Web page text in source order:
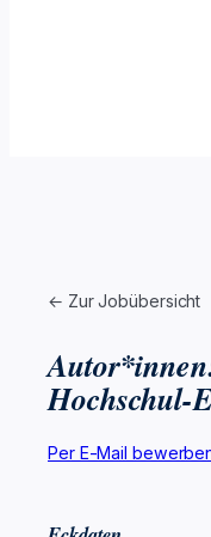
← Zur Jobübersicht
Hochschul-
Per E-Mail